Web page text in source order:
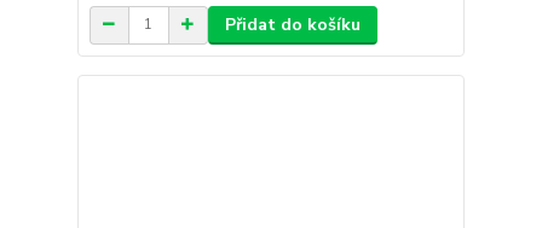
Přidat do košíku